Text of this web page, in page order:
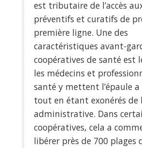
est tributaire de l’accès
préventifs et curatifs de
première ligne. Une des
caractéristiques avant-
coopératives de santé est
les médecins et
santé y mettent l’épaule
tout en étant exonérés de
administrative. Dans
coopératives, cela a
libérer près de 700 plages